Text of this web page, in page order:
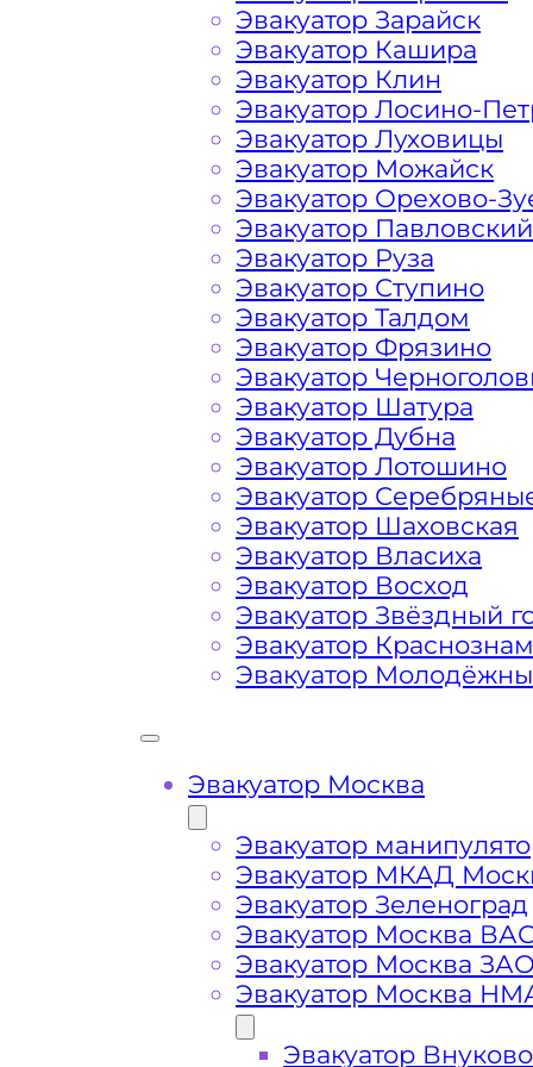
Расчет стоимости эвакуатора за
каждом конкретном случае
готова порадовать доступными
На стоимость эвакуации
Габариты, вес и тип
Заказанный эвакуатор
платформой
Маршрут от места вызова
города Солнечногорска
Затрудняющие факторы –
передач (АКПП)
Сложная эвакуация при аварии,
Эвакуатор Зарайск
Эвакуатор Кашира
Эвакуатор Клин
Эвакуатор Лосино-
Эвакуатор Луховицы
Эвакуатор Можайск
Эвакуатор Орехово-
Эвакуатор
Эвакуатор Руза
Эвакуатор Ступино
Эвакуатор Талдом
Эвакуатор Фрязино
Эвакуатор
Эвакуатор Шатура
Эвакуатор Дубна
Эвакуатор Лотошино
Эвакуатор
Эвакуатор Шаховская
Эвакуатор Власиха
Эвакуатор Восход
Эвакуатор Звёздный
Эвакуатор
Эвакуатор
Эвакуатор Москва
Эвакуатор
Эвакуатор МКАД
Эвакуатор Зеленоград
Эвакуатор Москва
Эвакуатор Москва
Эвакуатор Москва
Эвакуатор Внуково